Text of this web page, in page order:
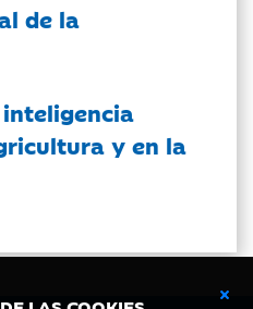
de la
y en la